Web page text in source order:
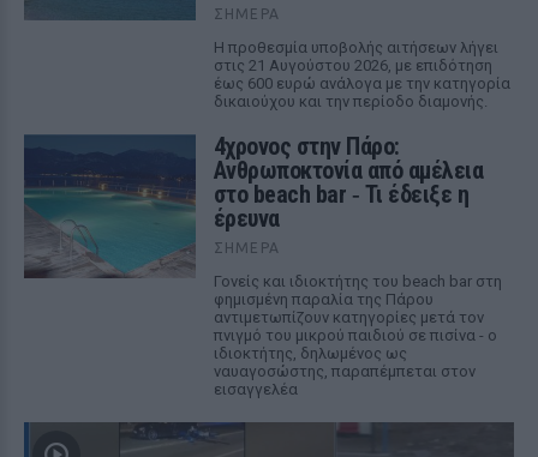
ΣΉΜΕΡΑ
Η προθεσμία υποβολής αιτήσεων λήγει
στις 21 Αυγούστου 2026, με επιδότηση
έως 600 ευρώ ανάλογα με την κατηγορία
δικαιούχου και την περίοδο διαμονής.
4χρονος στην Πάρο:
Ανθρωποκτονία από αμέλεια
στο beach bar ‑ Τι έδειξε η
έρευνα
ΣΉΜΕΡΑ
Γονείς και ιδιοκτήτης του beach bar στη
φημισμένη παραλία της Πάρου
αντιμετωπίζουν κατηγορίες μετά τον
πνιγμό του μικρού παιδιού σε πισίνα - ο
ιδιοκτήτης, δηλωμένος ως
ναυαγοσώστης, παραπέμπεται στον
εισαγγελέα